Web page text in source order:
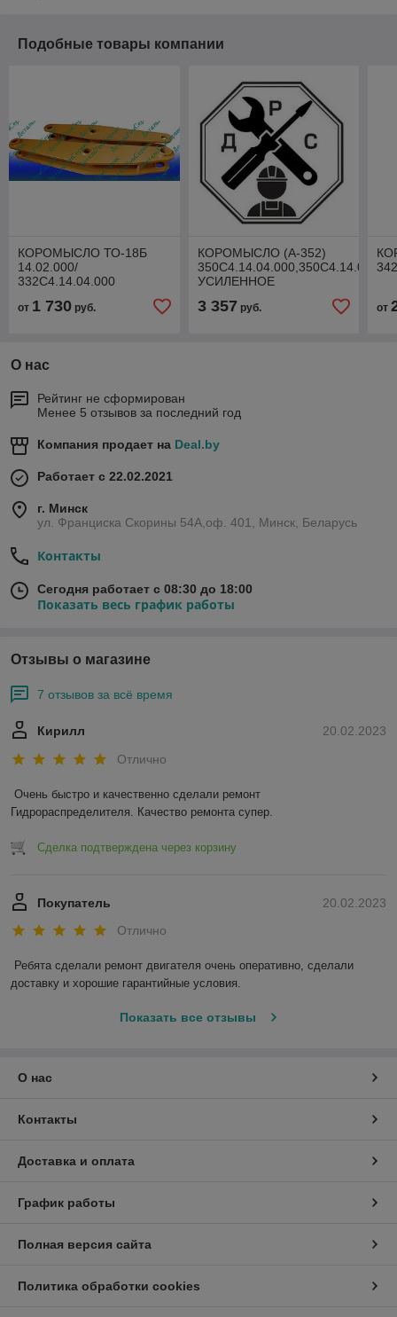
Подобные товары компании
КОРОМЫСЛО ТО-18Б
14.02.000/
332С4.14.04.000
от 1 730 руб.
КОРОМЫСЛО (А-352)
350С4.14.04.000,350С4.14.02.000
УСИЛЕННОЕ
3 357 руб. от
О нас
Рейтинг не сформирован
Менее 5 отзывов за последний год
Компания продает на Deal.by
Работает с 22.02.2021
г. Минск
ул. Франциска Скорины 54А,оф. 401, Минск, Беларусь
Контакты
Сегодня работает с 08:30 до 18:00
Показать весь график работы
Отзывы о магазине
7 отзывов за всё время
20.02.2023
Кирилл
Отлично
Очень быстро и качественно сделали ремонт
Гидрораспределителя. Качество ремонта супер.
Сделка подтверждена через корзину
20.02.2023
Покупатель
Отлично
Ребята сделали ремонт двигателя очень оперативно, сделали
доставку и хорошие гарантийные условия.
Показать все отзывы
О нас
Контакты
Доставка и оплата
График работы
Полная версия сайта
Политика обработки cookies